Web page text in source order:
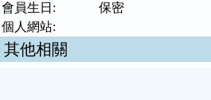
會員生日:
保密
個人網站:
其他相關